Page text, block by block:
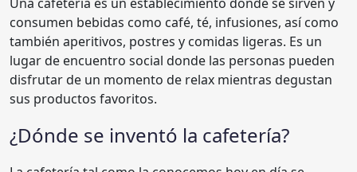
consumen bebidas como café, té, infusiones, así como
también aperitivos, postres y comidas ligeras. Es un
lugar de encuentro social donde las personas pueden
disfrutar de un momento de relax mientras degustan
sus productos favoritos.
¿Dónde se inventó la cafetería?